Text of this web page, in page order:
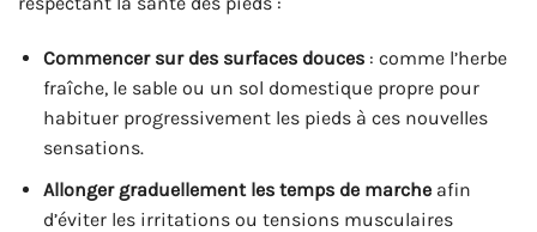
Commencer sur des surfaces douces: comme l’herbe
fraîche, le sable ou un sol domestique propre pour
habituer progressivement les pieds à ces nouvelles
sensations.
Allonger graduellement les temps de marcheafin
d’éviter les irritations ou tensions musculaires